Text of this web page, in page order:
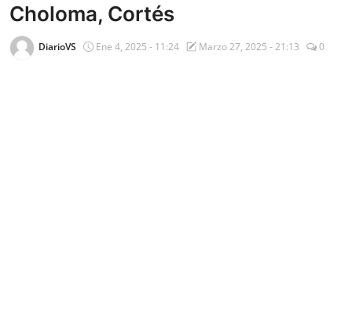
Internacionales
Sucesos
Choloma, Cortés
DiarioVS Ene 4, 2025 - 11:24 Marzo 27, 2025 - 21:13 0